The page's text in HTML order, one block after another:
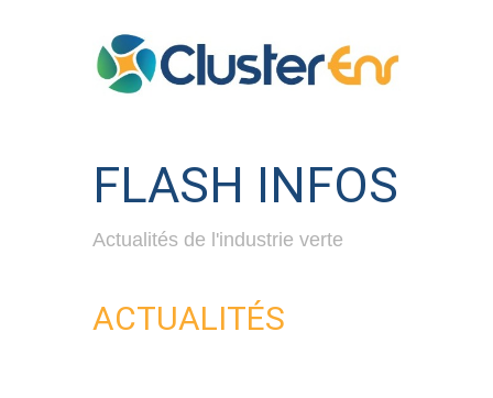
FLASH INFOS
Actualités de l'industrie verte
ACTUALITÉS